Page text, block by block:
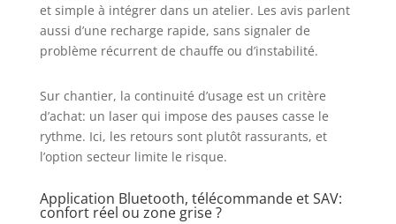
et simple à intégrer dans un atelier. Les avis parlent
aussi d’une recharge rapide, sans signaler de
problème récurrent de chauffe ou d’instabilité.
Sur chantier, la continuité d’usage est un critère
d’achat: un laser qui impose des pauses casse le
rythme. Ici, les retours sont plutôt rassurants, et
l’option secteur limite le risque.
Application Bluetooth, télécommande et SAV:
confort réel ou zone grise ?